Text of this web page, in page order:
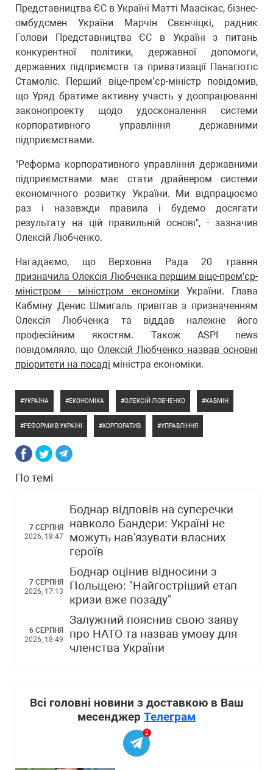
Представництва ЄС в Україні Матті Маасікас, бізнес-
омбудсмен України Марчін Свєнчіцкі, радник
Голови Представництва ЄС в Україні з питань
конкурентної політики, державної допомоги,
державних підприємств та приватизації Панагіотіс
Стамоліс. Перший віце-прем’єр-міністр повідомив,
що Уряд братиме активну участь у доопрацюванні
законопроекту щодо удосконалення системи
корпоративного управління державними
підприємствами.
"Реформа корпоративного управління державними
підприємствами має стати драйвером системи
економічного розвитку України. Ми відпрацюємо
раз і назавжди правила і будемо досягати
результату на цій правильній основі", - зазначив
Олексій Любченко.
Нагадаємо, що Верховна Рада 20 травня
призначила Олексія Любченка першим віце-прем'єр-
міністром - міністром економіки України. Глава
Кабміну Денис Шмигаль привітав з призначенням
Олексія Любченка та віддав належне його
професійним якостям. Також ASPI news
повідомляло, що Олексій Любченко назвав основні
пріоритети на посаді міністра економіки.
УКРАЇНА ЕКОНОМІКА ОЛЕКСІЙ ЛЮБЧЕНКО КАБМІН
РЕФОРМИ В УКРАЇНІ КОРПОРАТИВ УПРАВЛІННЯ
По темі
7 СЕРПНЯ
2026, 18:47
Боднар відповів на суперечки
навколо Бандери: Україні не
можуть нав'язувати власних
героїв
7 СЕРПНЯ
2026, 17:13
Боднар оцінив відносини з
Польщею: "Найгостріший етап
кризи вже позаду"
6 СЕРПНЯ
2026, 18:49
Залужний пояснив свою заяву
про НАТО та назвав умову для
членства України
Всі головні новини з доставкою в Ваш
месенджер Телеграм
2